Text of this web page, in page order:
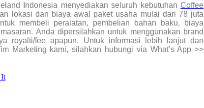
Indonesia menyediakan seluruh kebutuhanCoffee
lokasi dan biaya awal paket usaha mulai dari 78 juta
membeli peralatan, pembelian bahan baku, biaya
Anda dipersilahkan untuk menggunakan brand
royalti/fee apapun. Untuk informasi lebih lanjut dan
Marketing kami, silahkan hubungi via What’s App >>
It